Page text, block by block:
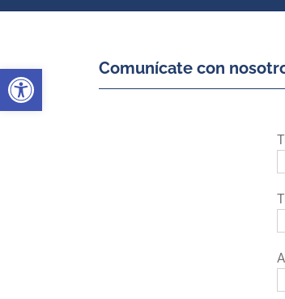
Abrir barra de herramientasComunícate con